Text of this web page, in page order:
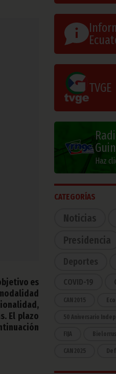
es
El plazo
TVGE
Haz
CATEGORÍAS
Noticias
Presidencia
Deportes
COVID-19
CAN 2015
50 Aniversario
FIJA
CAN 2025